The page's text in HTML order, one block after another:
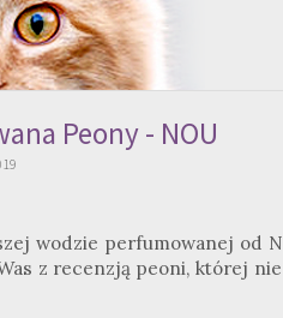
Peony - NOU
wodzie perfumowanej od
z recenzją peoni, której